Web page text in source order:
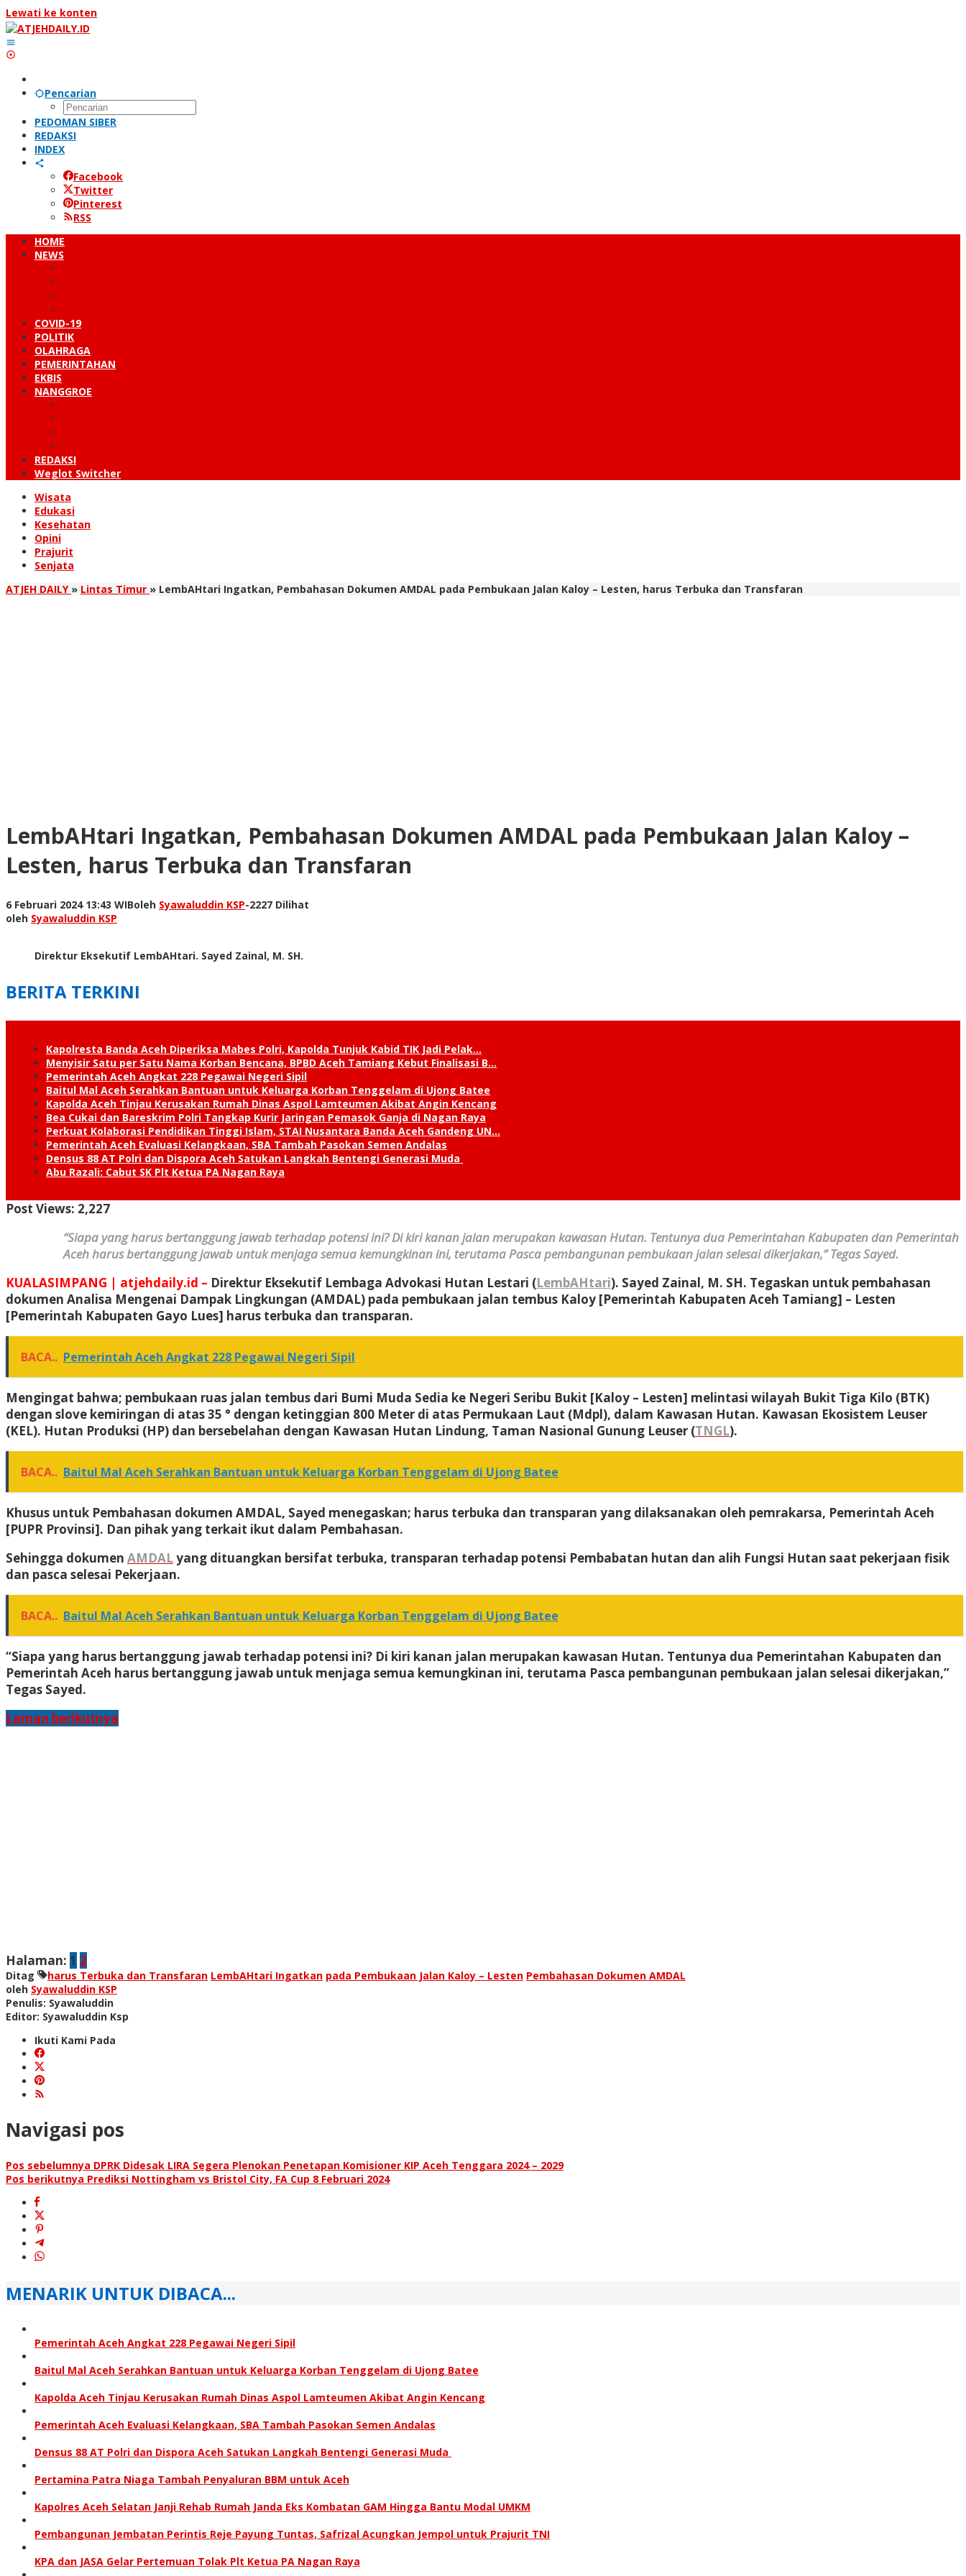
Lewati ke konten
Pencarian
PEDOMAN SIBER
REDAKSI
INDEX
Facebook
Twitter
Pinterest
RSS
HOME
NEWS
COVID-19
POLITIK
OLAHRAGA
PEMERINTAHAN
EKBIS
NANGGROE
REDAKSI
Weglot Switcher
Wisata
Edukasi
Kesehatan
Opini
Prajurit
Senjata
ATJEH DAILY » Lintas Timur » LembAHtari Ingatkan, Pembahasan Dokumen AMDAL pada Pembukaan Jalan Kaloy – Lesten, harus Terbuka dan Transfaran
LembAHtari Ingatkan, Pembahasan Dokumen AMDAL pada Pembukaan Jalan Kaloy –
Lesten, harus Terbuka dan Transfaran
6 Februari 2024 13:43 WIBoleh Syawaluddin KSP-2227 Dilihat
oleh Syawaluddin KSP
Direktur Eksekutif LembAHtari. Sayed Zainal, M. SH.
BERITA TERKINI
Kapolresta Banda Aceh Diperiksa Mabes Polri, Kapolda Tunjuk Kabid TIK Jadi Pelak…
Menyisir Satu per Satu Nama Korban Bencana, BPBD Aceh Tamiang Kebut Finalisasi B…
Pemerintah Aceh Angkat 228 Pegawai Negeri Sipil
Baitul Mal Aceh Serahkan Bantuan untuk Keluarga Korban Tenggelam di Ujong Batee
Kapolda Aceh Tinjau Kerusakan Rumah Dinas Aspol Lamteumen Akibat Angin Kencang
Bea Cukai dan Bareskrim Polri Tangkap Kurir Jaringan Pemasok Ganja di Nagan Raya
Perkuat Kolaborasi Pendidikan Tinggi Islam, STAI Nusantara Banda Aceh Gandeng UN…
Pemerintah Aceh Evaluasi Kelangkaan, SBA Tambah Pasokan Semen Andalas
Densus 88 AT Polri dan Dispora Aceh Satukan Langkah Bentengi Generasi Muda
Abu Razali: Cabut SK Plt Ketua PA Nagan Raya
Post Views: 2,227
“Siapa yang harus bertanggung jawab terhadap potensi ini? Di kiri kanan jalan merupakan kawasan Hutan. Tentunya dua Pemerintahan Kabupaten dan Pemerintah
Aceh harus bertanggung jawab untuk menjaga semua kemungkinan ini, terutama Pasca pembangunan pembukaan jalan selesai dikerjakan,” Tegas Sayed.
KUALASIMPANG | atjehdaily.id – Direktur Eksekutif Lembaga Advokasi Hutan Lestari (LembAHtari). Sayed Zainal, M. SH. Tegaskan untuk pembahasan
dokumen Analisa Mengenai Dampak Lingkungan (AMDAL) pada pembukaan jalan tembus Kaloy [Pemerintah Kabupaten Aceh Tamiang] – Lesten
[Pemerintah Kabupaten Gayo Lues] harus terbuka dan transparan.
BACA.. Pemerintah Aceh Angkat 228 Pegawai Negeri Sipil
Mengingat bahwa; pembukaan ruas jalan tembus dari Bumi Muda Sedia ke Negeri Seribu Bukit [Kaloy – Lesten] melintasi wilayah Bukit Tiga Kilo (BTK)
dengan slove kemiringan di atas 35 ° dengan ketinggian 800 Meter di atas Permukaan Laut (Mdpl), dalam Kawasan Hutan. Kawasan Ekosistem Leuser
(KEL). Hutan Produksi (HP) dan bersebelahan dengan Kawasan Hutan Lindung, Taman Nasional Gunung Leuser (TNGL).
BACA.. Baitul Mal Aceh Serahkan Bantuan untuk Keluarga Korban Tenggelam di Ujong Batee
Khusus untuk Pembahasan dokumen AMDAL, Sayed menegaskan; harus terbuka dan transparan yang dilaksanakan oleh pemrakarsa, Pemerintah Aceh
[PUPR Provinsi]. Dan pihak yang terkait ikut dalam Pembahasan.
Sehingga dokumen AMDALyang dituangkan bersifat terbuka, transparan terhadap potensi Pembabatan hutan dan alih Fungsi Hutan saat pekerjaan fisik
dan pasca selesai Pekerjaan.
BACA.. Baitul Mal Aceh Serahkan Bantuan untuk Keluarga Korban Tenggelam di Ujong Batee
“Siapa yang harus bertanggung jawab terhadap potensi ini? Di kiri kanan jalan merupakan kawasan Hutan. Tentunya dua Pemerintahan Kabupaten dan
Pemerintah Aceh harus bertanggung jawab untuk menjaga semua kemungkinan ini, terutama Pasca pembangunan pembukaan jalan selesai dikerjakan,”
Tegas Sayed.
Laman berikutnya
Halaman: 1 2
Ditag harus Terbuka dan Transfaran LembAHtari Ingatkan pada Pembukaan Jalan Kaloy – Lesten Pembahasan Dokumen AMDAL
oleh Syawaluddin KSP
Penulis: Syawaluddin
Editor: Syawaluddin Ksp
Ikuti Kami Pada
Navigasi pos
Pos sebelumnya DPRK Didesak LIRA Segera Plenokan Penetapan Komisioner KIP Aceh Tenggara 2024 – 2029
Pos berikutnya Prediksi Nottingham vs Bristol City, FA Cup 8 Februari 2024
MENARIK UNTUK DIBACA...
Pemerintah Aceh Angkat 228 Pegawai Negeri Sipil
Baitul Mal Aceh Serahkan Bantuan untuk Keluarga Korban Tenggelam di Ujong Batee
Kapolda Aceh Tinjau Kerusakan Rumah Dinas Aspol Lamteumen Akibat Angin Kencang
Pemerintah Aceh Evaluasi Kelangkaan, SBA Tambah Pasokan Semen Andalas
Densus 88 AT Polri dan Dispora Aceh Satukan Langkah Bentengi Generasi Muda
Pertamina Patra Niaga Tambah Penyaluran BBM untuk Aceh
Kapolres Aceh Selatan Janji Rehab Rumah Janda Eks Kombatan GAM Hingga Bantu Modal UMKM
Pembangunan Jembatan Perintis Reje Payung Tuntas, Safrizal Acungkan Jempol untuk Prajurit TNI
KPA dan JASA Gelar Pertemuan Tolak Plt Ketua PA Nagan Raya